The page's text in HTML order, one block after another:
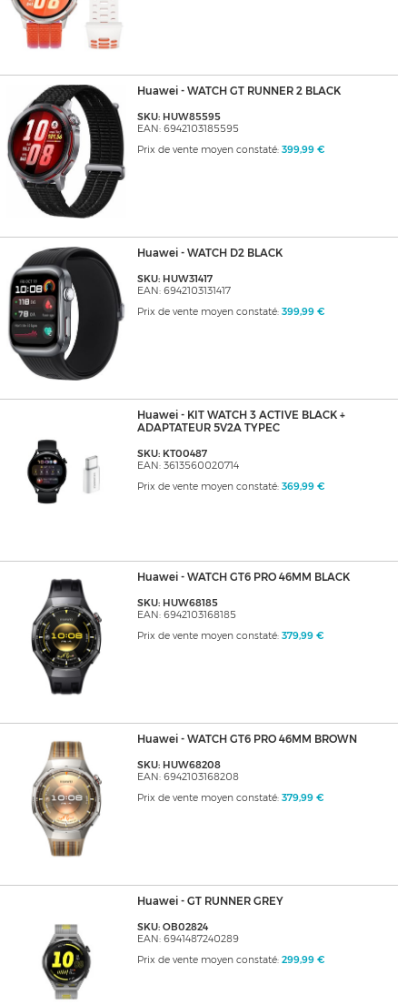
Huawei - WATCH GT RUNNER 2 BLACK
SKU: HUW85595
EAN: 6942103185595
Prix de vente moyen constaté: 399,99 €
Huawei - WATCH D2 BLACK
SKU: HUW31417
EAN: 6942103131417
Prix de vente moyen constaté: 399,99 €
Huawei - KIT WATCH 3 ACTIVE BLACK +
ADAPTATEUR 5V2A TYPEC
SKU: KT00487
EAN: 3613560020714
Prix de vente moyen constaté: 369,99 €
Huawei - WATCH GT6 PRO 46MM BLACK
SKU: HUW68185
EAN: 6942103168185
Prix de vente moyen constaté: 379,99 €
Huawei - WATCH GT6 PRO 46MM BROWN
SKU: HUW68208
EAN: 6942103168208
Prix de vente moyen constaté: 379,99 €
Huawei - GT RUNNER GREY
SKU: OB02824
EAN: 6941487240289
Prix de vente moyen constaté: 299,99 €